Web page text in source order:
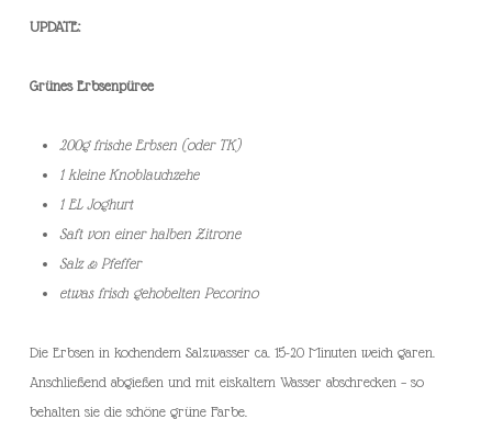
UPDATE:
Grünes Erbsenpüree
200g frische Erbsen (oder TK)
1 kleine Knoblauchzehe
1 EL Joghurt
Saft von einer halben Zitrone
Salz & Pfeffer
etwas frisch gehobelten Pecorino
Die Erbsen in kochendem Salzwasser ca. 15-20 Minuten weich garen.
Anschließend abgießen und mit eiskaltem Wasser abschrecken – so
behalten sie die schöne grüne Farbe.